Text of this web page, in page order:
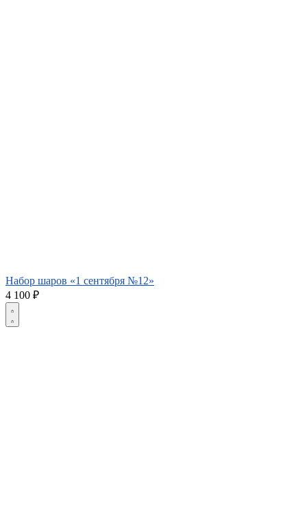
Набор шаров «1 сентября №12»
4 100 ₽